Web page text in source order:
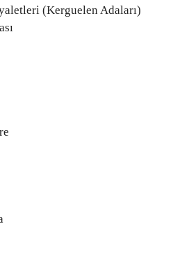
(Kerguelen Adaları)